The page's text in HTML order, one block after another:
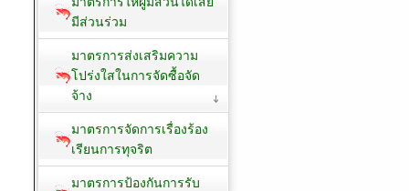
มีส่วนร่วม
มาตรการส่งเสริมความ
โปร่งใสในการจัดซื้อจัด
จ้าง
มาตรการจัดการเรื่องร้อง
เรียนการทุจริต
มาตรการป้องกันการรับ